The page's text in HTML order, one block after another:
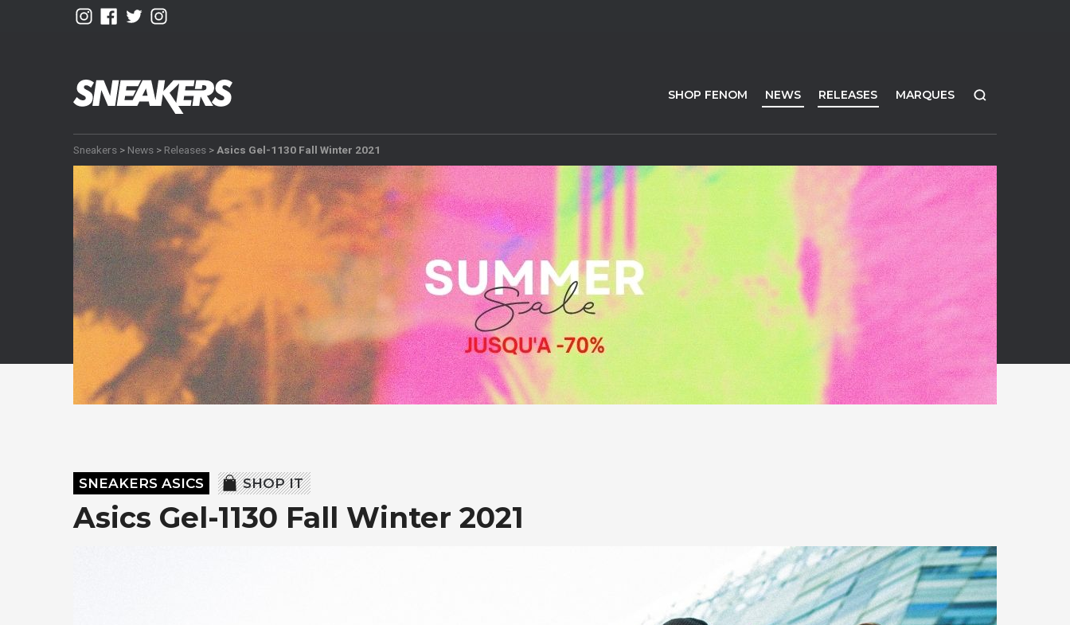
SHOP FENOM NEWS RELEASES MARQUES
Sneakers > News > Releases > Asics Gel-1130 Fall Winter 2021
SNEAKERS ASICS SHOP IT
Asics Gel-1130 Fall Winter 2021